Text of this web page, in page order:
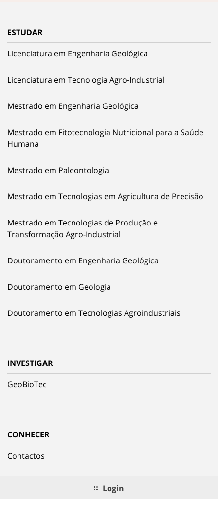
ESTUDAR
Licenciatura em Engenharia Geológica
Licenciatura em Tecnologia Agro-Industrial
Mestrado em Engenharia Geológica
Mestrado em Fitotecnologia Nutricional para a Saúde
Humana
Mestrado em Paleontologia
Mestrado em Tecnologias em Agricultura de Precisão
Mestrado em Tecnologias de Produção e
Transformação Agro-Industrial
Doutoramento em Engenharia Geológica
Doutoramento em Geologia
Doutoramento em Tecnologias Agroindustriais
INVESTIGAR
GeoBioTec
CONHECER
Contactos
Login